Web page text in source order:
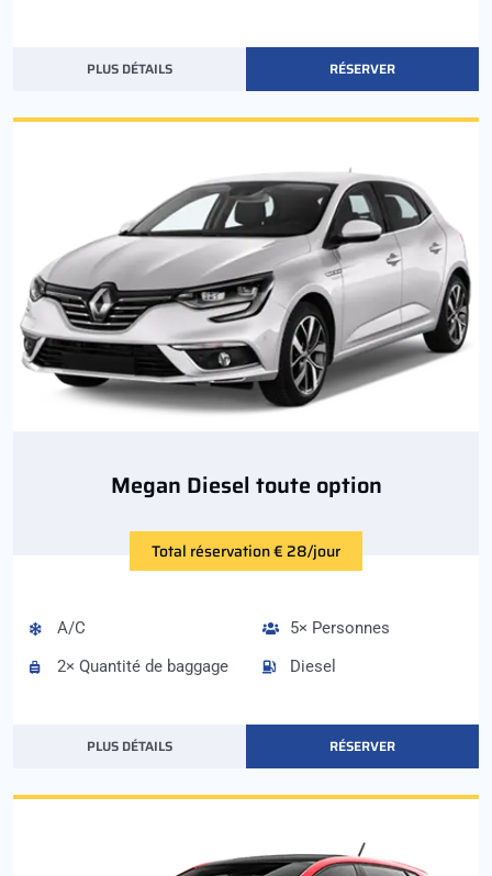
PLUS DÉTAILS RÉSERVER
Megan Diesel toute option
Total réservation € 28/jour
A/C
2× Quantité de baggage
5× Personnes
Diesel
PLUS DÉTAILS RÉSERVER